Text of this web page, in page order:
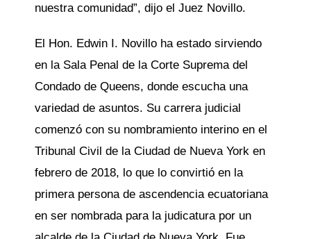
nuestra comunidad”, dijo el Juez Novillo.
El Hon. Edwin I. Novillo ha estado sirviendo
en la Sala Penal de la Corte Suprema del
Condado de Queens, donde escucha una
variedad de asuntos. Su carrera judicial
comenzó con su nombramiento interino en el
Tribunal Civil de la Ciudad de Nueva York en
febrero de 2018, lo que lo convirtió en la
primera persona de ascendencia ecuatoriana
en ser nombrada para la judicatura por un